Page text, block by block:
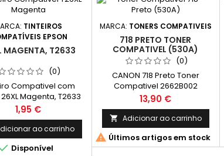
TINTEIROS
EPSON
MAGENTA, T2633
(0)
Compativel com
Magenta, T2633
Preço
1,95 €
ao carrinho
 Disponível
MARCA: TONERS COMPATIVEIS
718 PRETO TONER
COMPATIVEL (530A)
(0)
CANON 718 Preto Toner
Compativel 2662B002
Capacidade: 4.400k
Preço
13,90 €
 Adicionar ao carrinho
 Últimos artigos em stock